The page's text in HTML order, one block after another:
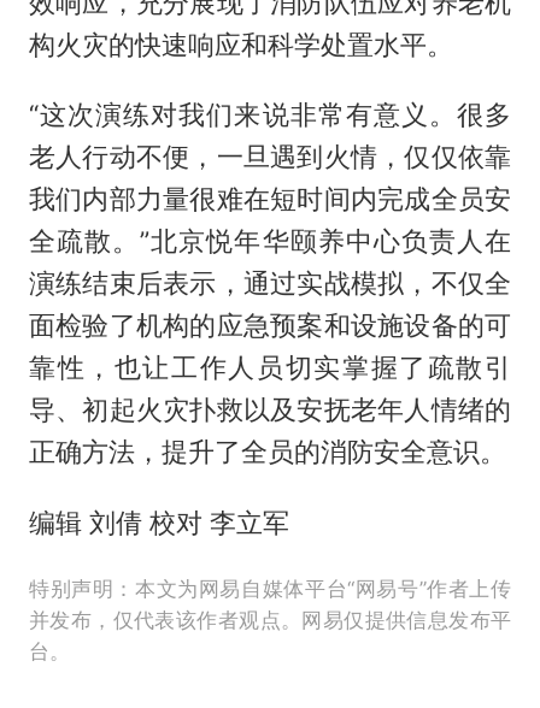
构火灾的快速响应和科学处置水平。
“这次演练对我们来说非常有意义。很多
老人行动不便，一旦遇到火情，仅仅依靠
我们内部力量很难在短时间内完成全员安
全疏散。”北京悦年华颐养中心负责人在
演练结束后表示，通过实战模拟，不仅全
面检验了机构的应急预案和设施设备的可
靠性，也让工作人员切实掌握了疏散引
导、初起火灾扑救以及安抚老年人情绪的
正确方法，提升了全员的消防安全意识。
编辑 刘倩 校对 李立军
特别声明：本文为网易自媒体平台“网易号”作者上传
并发布，仅代表该作者观点。网易仅提供信息发布平
台。